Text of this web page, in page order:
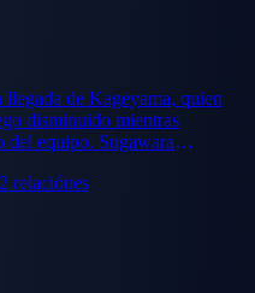
de Kageyama, quien
disminuido mientras
del equipo. Sugawara
2 relaciónes